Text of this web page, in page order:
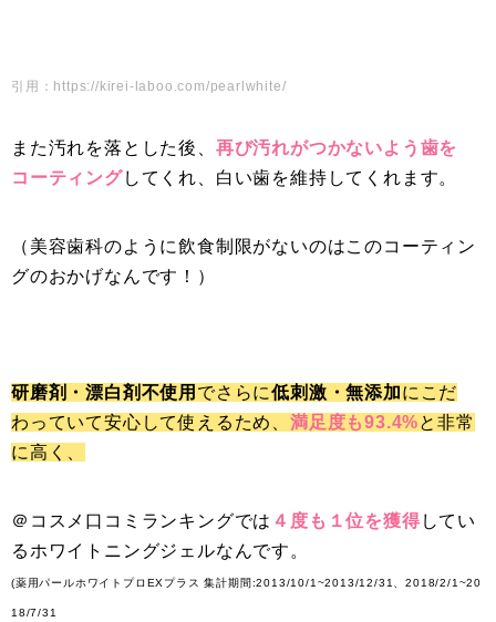
引用：https://kirei-laboo.com/pearlwhite/
また汚れを落とした後、 再び汚れがつかないよう歯を
コーティングしてくれ、白い歯を維持してくれます。
（美容歯科のように飲食制限がないのはこのコーティン
グのおかげなんです！）
研磨剤・漂白剤不使用 でさらに低刺激・無添加にこだ
わっていて安心して使えるため、 満足度も93.4%と非常
に高く、
＠コスメ口コミランキングでは ４度も１位を獲得 してい
るホワイトニングジェルなんです。
(薬用パールホワイトプロEXプラス 集計期間:2013/10/1~2013/12/31、2018/2/1~20
18/7/31